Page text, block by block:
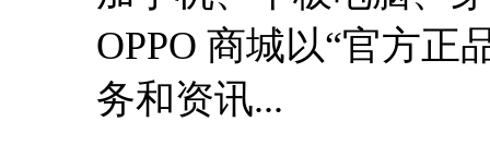
OPPO 商城以“官方正
务和资讯...